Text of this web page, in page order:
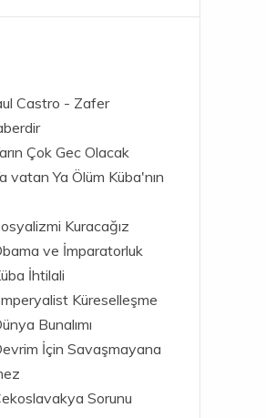
Castro - Zafer
Çok Gec Olacak
vatan Ya Ölüm Küba'nın
Kuracağız
ve İmparatorluk
İhtilali
Küreselleşme
Bunalımı
İçin Savaşmayana
Sorunu